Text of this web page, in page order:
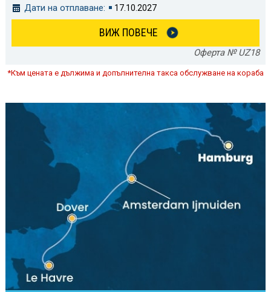
Дати на отплаване: 17.10.2027
ВИЖ ПОВЕЧЕ
Оферта № UZ18
*Към цената е дължима и допълнителна такса обслужване на кораба